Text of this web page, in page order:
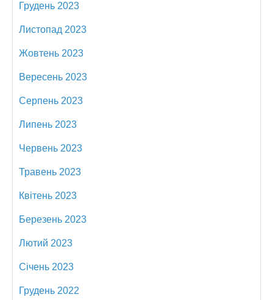
Грудень 2023
Листопад 2023
Жовтень 2023
Вересень 2023
Серпень 2023
Липень 2023
Червень 2023
Травень 2023
Квітень 2023
Березень 2023
Лютий 2023
Січень 2023
Грудень 2022